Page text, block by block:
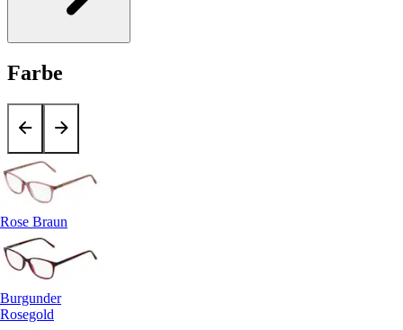
Farbe
Rose Braun
Burgunder
Rosegold